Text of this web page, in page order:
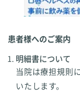
患者様へのご案内
明細書について
当院は療担規則
いたします。